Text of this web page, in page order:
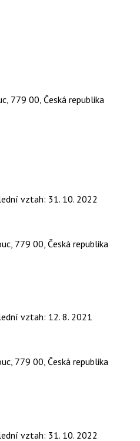
779 00, Česká republika
vztah: 31. 10. 2022
779 00, Česká republika
vztah: 12. 8. 2021
779 00, Česká republika
vztah: 31. 10. 2022